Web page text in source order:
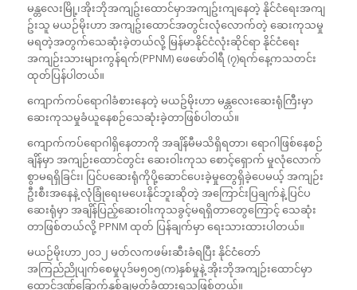
မန္တလေးမြို့၊အိုးဘိုအကျဥ်းထောင်မှာအကျဥ်းကျနေတဲ့ နိုင်ငံရေးအကျ
ဥ်းသူ မယဉ်မိုးဟာ အကျဥ်းထောင်အတွင်းလုံလောက်တဲ့ ဆေးကုသမှု
မရတဲ့အတွက်သေဆုံးခဲ့တယ်လို့ မြန်မာနိုင်ငံလုံးဆိုင်ရာ နိုင်ငံရေး
အကျဉ်းသားများကွန်ရက်(PPNM) ဖေဖော်ဝါရီ (၇)ရက်နေ့ကသတင်း
ထုတ်ပြန်ပါတယ်။
ကျောက်ကပ်ရောဂါခံစားနေတဲ့ မယဥ်မိုးဟာ မန္တလေးဆေးရုံကြီးမှာ
ဆေးကုသမှုခံယူနေစဉ်သေဆုံးခဲ့တာဖြစ်ပါတယ်။
ကျောက်ကပ်ရောဂါရှိနေတာကို အချိန်မီမသိရှိရတာ၊ ရောဂါဖြစ်နေစဉ်
ချိန်မှာ အကျဉ်းထောင်တွင်း ဆေးဝါးကုသ စောင့်ရှောက် မှုလုံလောက်
စွာမရရှိခြင်း၊ ပြင်ပဆေးရုံကိုပို့ဆောင်ပေးခဲ့မှုတွေရှိခဲ့ပေမယ့် အကျဉ်း
ဦးစီးအနေနဲ့ လုံခြုံရေးမပေးနိုင်ဘူးဆိုတဲ့ အကြောင်းပြချက်နဲ့ ပြင်ပ
ဆေးရုံမှာ အချိန်ပြည့်ဆေးဝါးကုသခွင့်မရရှိတာတွေကြောင့် သေဆုံး
တာဖြစ်တယ်လို့ PPNM ထုတ် ပြန်ချက်မှာ ရေးသားထားပါတယ်။
မယဉ်မိုးဟာ၂၀၁၂ မတ်လကဖမ်းဆီးခံရပြီး နိုင်ငံတော်
အကြည်ညိုပျက်စေမှုပုဒ်မ၅၀၅(က)နှစ်မှုနဲ့ အိုးဘိုအကျဉ်းထောင်မှာ
ထောင်ဒဏ်ခြောက်နှစ်ချမှတ်ခံထားရသူဖြစ်တယ်။